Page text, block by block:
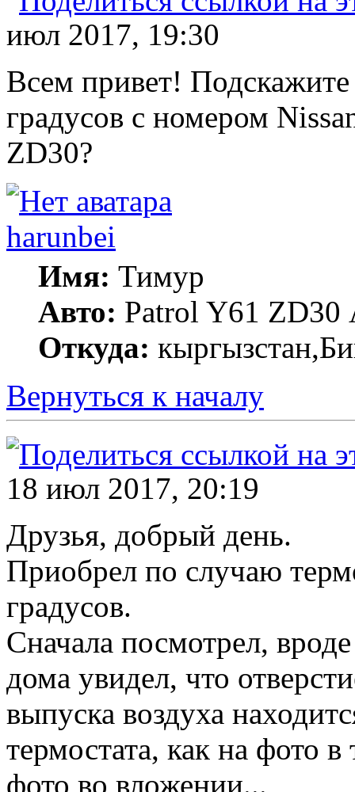
июл 2017, 19:30
Всем привет!
градусов с номером
ZD30?
harunbei
Имя: Тимур
Авто: Patrol Y61
Откуда:
Вернуться к началу
18 июл 2017, 20:19
Друзья, добрый день.
Приобрел по случаю
градусов.
Сначала посмотрел,
дома увидел, что
выпуска воздуха
термостата, как на фото
фото во вложении...